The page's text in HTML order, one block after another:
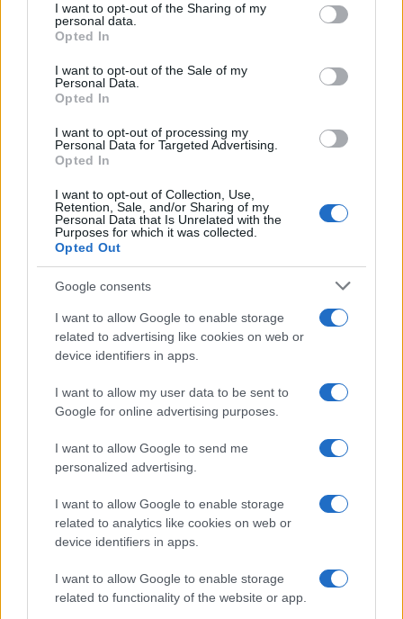
not limited to your visit or usage behaviour. You may click to
grant or deny consent to Google and its third-party tags to
use your data for below specified purposes in below Google
consent section.
I want to opt-out of the Sharing of my
personal data.
Opted In
I want to opt-out of the Sale of my
Personal Data.
Opted In
I want to opt-out of processing my
Personal Data for Targeted Advertising.
Opted In
I want to opt-out of Collection, Use,
Retention, Sale, and/or Sharing of my
Personal Data that Is Unrelated with the
Purposes for which it was collected.
Opted Out
Google consents
I want to allow Google to enable storage
related to advertising like cookies on web or
device identifiers in apps.
I want to allow my user data to be sent to
Google for online advertising purposes.
I want to allow Google to send me
personalized advertising.
I want to allow Google to enable storage
related to analytics like cookies on web or
device identifiers in apps.
I want to allow Google to enable storage
related to functionality of the website or app.
Jung decisivo con un fuoricampo da due punti:
Rangers 4 Athletics 3
Matteo Pellegrino · 26 Apr 2026
RISULTATI
Resoconto della week 4 della UFL 2026: Kings vincono
in overtime, Aviators sorprendono i Renegades
Beatrice Beretta · 18 Apr 2026
eventi
Atalanta supera la Roma in una partita emozionante